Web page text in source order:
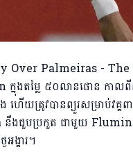
ក្នុងតម្លៃ ៥០លានផោន កាល
ត្រូវបានព្យួរសម្រាប់វគ្គព
នឹងជួបប្រកួត ជាមួយ
ង្គារ។